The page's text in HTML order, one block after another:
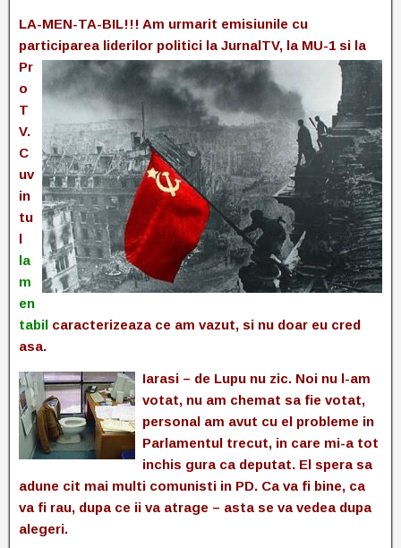
LA-MEN-TA-BIL!!! Am urmarit emisiunile cu
participarea liderilor politici la JurnalTV, la MU-1 si la
Pr
o
T
V.
C
uv
in
tu
l
la
m
en
tabil caracterizeaza ce am vazut, si nu doar eu cred
asa.
Iarasi – de Lupu nu zic. Noi nu l-am
votat, nu am chemat sa fie votat,
personal am avut cu el probleme in
Parlamentul trecut, in care mi-a tot
inchis gura ca deputat. El spera sa
adune cit mai multi comunisti in PD. Ca va fi bine, ca
va fi rau, dupa ce ii va atrage – asta se va vedea dupa
alegeri.